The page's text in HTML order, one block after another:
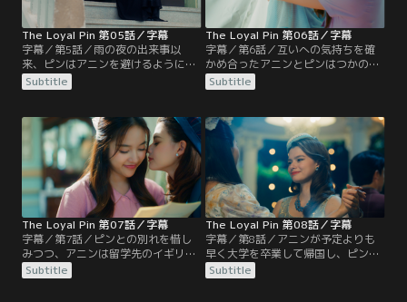
The Loyal Pin 第05話／字幕
字幕／第5話／雨の夜の出来事以
来、ピンはアニンを避けるようにな
る。作った食事だけが運ばれ、ピン
が姿を現さないことを気に病んだア
体調を崩してしまう。留守にしてい
た侍女のプリックが帰宅すると、家
で倒れているアニンを見つける。そ
のことを知ったピンは、一人アニン
の部屋を訪ねる。
Subtitle
The Loyal Pin 第06話／字幕
字幕／第6話／互いへの気持ちを確
かめ合ったアニンとピンはつかの間
の幸せな時間を過ごしていた。ピン
を口説きに訪ねてくるグアギットを
は男性と結婚することを望まれてい
る現実が重くのしかかる。イギリス
の大学へ戻る時期が早まり、ピンの
誕生日まで家にいられないことを知
ったアニンは、ある計画を立てる。
Subtitle
The Loyal Pin 第07話／字幕
字幕／第7話／ピンとの別れを惜し
みつつ、アニンは留学先のイギリス
に戻る。兄のアナン王子の力を借り
て接近してくる男性たちを追い払っ
Subtitle
The Loyal Pin 第08話／字幕
字幕／第8話／アニンが予定よりも
早く大学を卒業して帰国し、ピンを
驚かせる。再会を喜ぶアニンとピン
は二人きりの時間を過ごし、二度と
Subtitle